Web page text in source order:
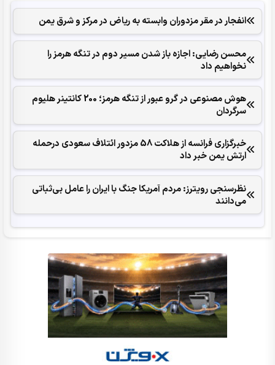
انفجار در مقر مزدوران وابسته به ریاض در مرکز و شرق یمن
محسن رضایی: اجازه باز شدن مسیر دوم در تنگه هرمز را
نخواهیم داد
هوش مصنوعی در گرو عبور از تنگه هرمز؛ 200 کانتینر هلیوم
سرگردان
خبرگزاری فرانسه از هلاکت 58 مزدور ائتلاف سعودی درحمله
ارتش یمن خبر داد
نظرسنجی رویترز: مردم آمریکا جنگ با ایران را عامل بی‌ثباتی
می‌دانند